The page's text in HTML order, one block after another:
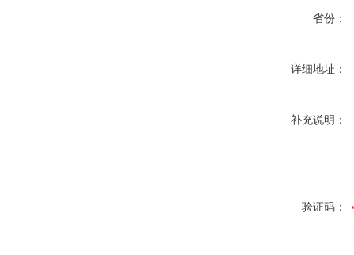
省份：
详细地址：
补充说明：
验证码：